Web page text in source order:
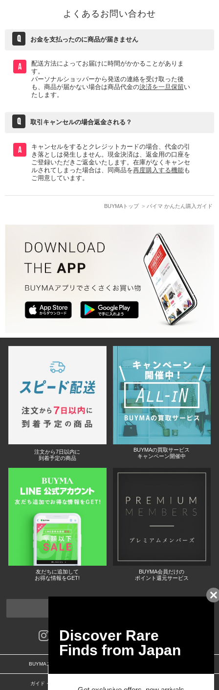
よくあるお問い合わせ
Q お金を支払ったのに商品が届きません
A
配送方法によってお届けに時間がかかることがありま
す。
パーソナルショッパーから発送の連絡を受け取った後
も、商品が届かない場合は商品代金の決済を一旦保留い
たします。
Q 取引キャンセルの場合返金される？
A
キャンセルをするとクレジットカードの場合、代金の引
き落としは発生しません。現金決済は、返金用の口座を
ご登録いただきご返金いたします。在庫がなくキャンセ
ルされてしまった場合は、同商品を再度購入する機能も
ご用意しています。
BUYMAトップ バイマ かんたん購入ガイド
注文から7日以内に
到着予定の商品
BUYMAの買取サービス
キャンペーン開催中
友だちに追加して
お得な情報をGET!
BUYMA会員だけの
ポイント還元サービス
BUYMAスタートガイド
ガイド・お問い合わせ